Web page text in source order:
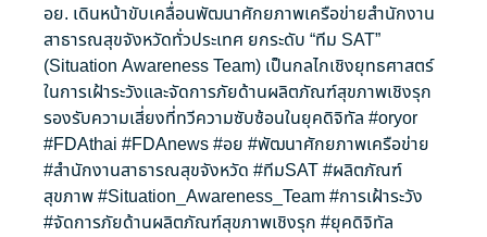
อย. เดินหน้าขับเคลื่อนพัฒนาศักยภาพเครือข่ายสำนักงาน
สาธารณสุขจังหวัดทั่วประเทศ ยกระดับ “ทีม SAT”
(Situation Awareness Team) เป็นกลไกเชิงยุทธศาสตร์
ในการเฝ้าระวังและจัดการภัยด้านผลิตภัณฑ์สุขภาพเชิงรุก
รองรับความเสี่ยงที่ทวีความซับซ้อนในยุคดิจิทัล #oryor
#FDAthai #FDAnews#อย #พัฒนาศักยภาพเครือข่าย
#สำนักงานสาธารณสุขจังหวัด #ทีมSAT#ผลิตภัณฑ์
สุขภาพ#Situation_Awareness_Team#การเฝ้าระวัง
#จัดการภัยด้านผลิตภัณฑ์สุขภาพเชิงรุก #ยุคดิจิทัล